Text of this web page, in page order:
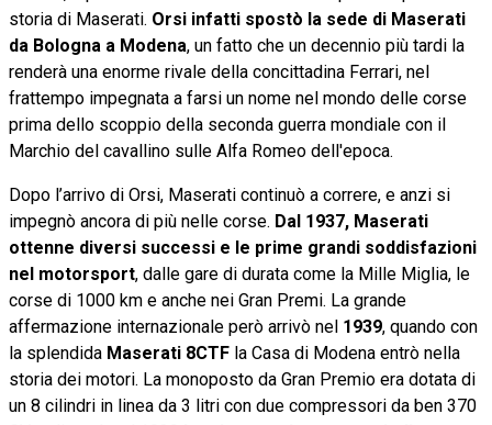
storia di Maserati. Orsi infatti spostò la sede di Maserati
da Bologna a Modena, un fatto che un decennio più tardi la
renderà una enorme rivale della concittadina Ferrari, nel
frattempo impegnata a farsi un nome nel mondo delle corse
prima dello scoppio della seconda guerra mondiale con il
Marchio del cavallino sulle Alfa Romeo dell'epoca.
Dopo l’arrivo di Orsi, Maserati continuò a correre, e anzi si
impegnò ancora di più nelle corse. Dal 1937, Maserati
ottenne diversi successi e le prime grandi soddisfazioni
nel motorsport, dalle gare di durata come la Mille Miglia, le
corse di 1000 km e anche nei Gran Premi. La grande
affermazione internazionale però arrivò nel 1939, quando con
la splendida Maserati 8CTF la Casa di Modena entrò nella
storia dei motori. La monoposto da Gran Premio era dotata di
un 8 cilindri in linea da 3 litri con due compressori da ben 370